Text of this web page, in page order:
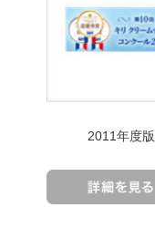
2011年度版